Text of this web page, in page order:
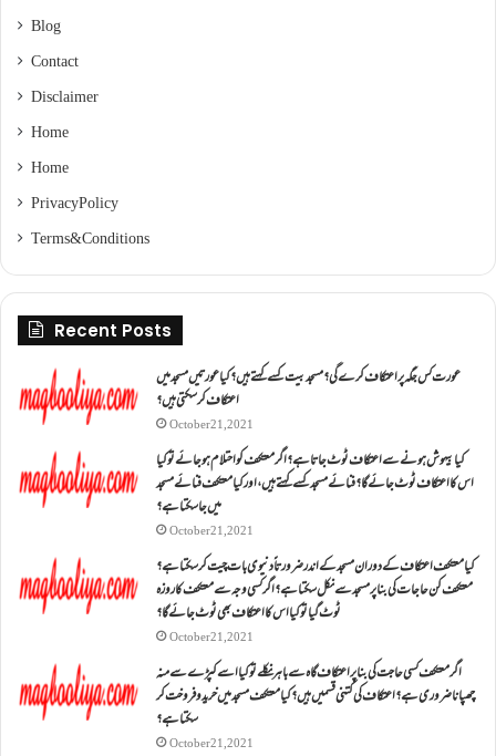
Blog
Contact
Disclaimer
Home
Home
Privacy Policy
Terms & Conditions
Recent Posts
عورت کس جگہ پر اعتکاف کرے گی؟مسجد بیت کسے کہتے ہیں؟کیا عورتیں مسجد میں
اعتکاف کر سکتی ہیں؟
October 21, 2021
کیا بیہوش ہونے سے اعتکاف ٹوٹ جاتا ہے؟ اگر معتکف کو احتلام ہو جائے تو کیا
اس کا اعتکاف ٹوٹ جائے گا؟فنائے مسجد کسے کہتے ہیں ، اور کیا معتکف فنائے مسجد
میں جا سکتا ہے؟
October 21, 2021
کیا معتکف اعتکاف کے دوران مسجد کے اندر ضرورتاً دنیوی بات چیت کر سکتا ہے؟
معتکف کن حاجات کی بنا پر مسجد سے نکل سکتا ہے؟ اگر کسی وجہ سے معتکف کا روزہ
ٹوٹ گیا تو کیا اس کا اعتکاف بھی ٹوٹ جائے گا؟
October 21, 2021
اگر معتکف کسی حاجت کی بنا پر اعتکاف گاہ سے باہر نکلے تو کیا اسے کپڑے سے منہ
چھپانا ضروری ہے؟اعتکاف کی کتنی قسمیں ہیں؟کیا معتکف مسجد میں خرید و فروخت کر
سکتا ہے؟
October 21, 2021